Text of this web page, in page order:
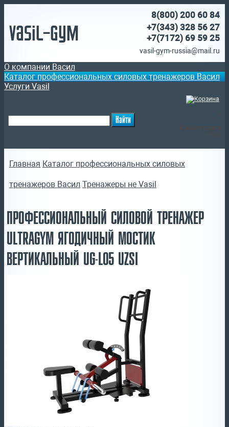
Vasil-Gym
8(800) 200 60 84
+7(343) 328 56 27
+7(7172) 69 59 25
vasil-gym-russia@mail.ru
О компании Васил
Каталог профессиональных силовых тренажеров Васил
Услуги Vasil
Главная Каталог профессиональных силовых
тренажеров Васил Тренажеры не Vasil
ПРОФЕССИОНАЛЬНЫЙ СИЛОВОЙ ТРЕНАЖЕР
ULTRAGYM ЯГОДИЧНЫЙ МОСТИК
ВЕРТИКАЛЬНЫЙ UG-L05 UZSI